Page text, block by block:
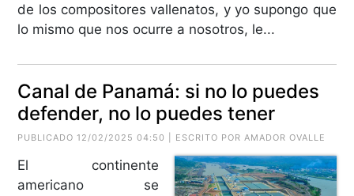
de los compositores vallenatos, y yo supongo que
lo mismo que nos ocurre a nosotros, le...
Canal de Panamá: si no lo puedes
defender, no lo puedes tener
PUBLICADO 12/02/2025 04:50 | ESCRITO POR AMADOR OVALLE
El continente
americano se